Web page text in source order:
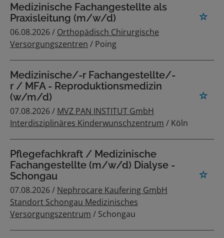
Medizinische Fachangestellte als
Praxisleitung (m/w/d)
06.08.2026 / Orthopädisch Chirurgische
Versorgungszentren / Poing
Medizinische/-r Fachangestellte/-
r / MFA - Reproduktionsmedizin
(w/m/d)
07.08.2026 / MVZ PAN INSTITUT GmbH
Interdisziplinäres Kinderwunschzentrum / Köln
Pflegefachkraft / Medizinische
Fachangestellte (m/w/d) Dialyse -
Schongau
07.08.2026 / Nephrocare Kaufering GmbH
Standort Schongau Medizinisches
Versorgungszentrum / Schongau